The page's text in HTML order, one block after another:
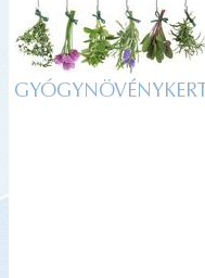
GYÓGYNÖVÉNYKERT